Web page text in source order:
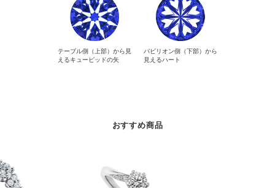
テーブル側（上部）から見
えるキューピッドの矢
パビリオン側（下部）から
見えるハート
おすすめ商品